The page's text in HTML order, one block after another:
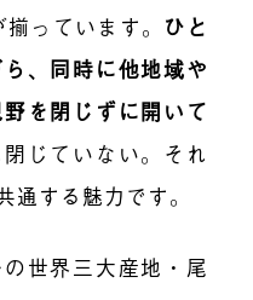
っています。 ひと
、同時に他地域や
を閉じずに開いて
じていない。それ
通する魅力です。
世界三大産地・尾